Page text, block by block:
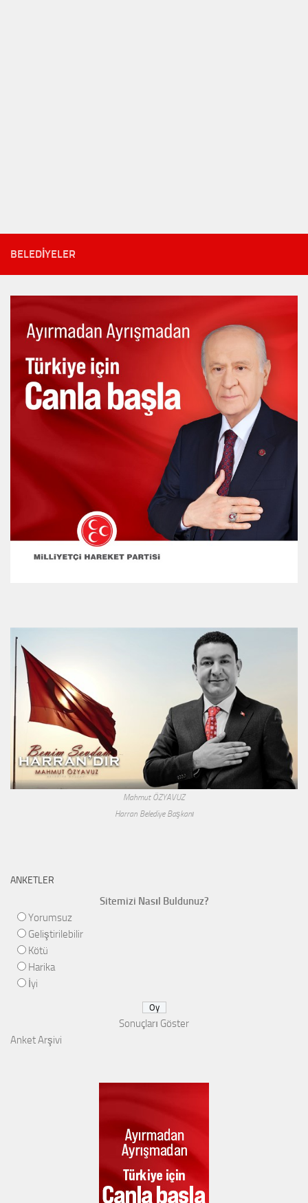
BELEDIYELER
Mahmut ÖZYAVUZ
Harran Belediye Başkanı
ANKETLER
Sitemizi Nasıl Buldunuz?
Yorumsuz
Geliştirilebilir
Kötü
Harika
İyi
Sonuçları Göster
Anket Arşivi